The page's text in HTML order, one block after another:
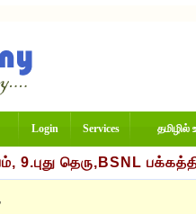
Login Services தமிழில்
தெரு,BSNL